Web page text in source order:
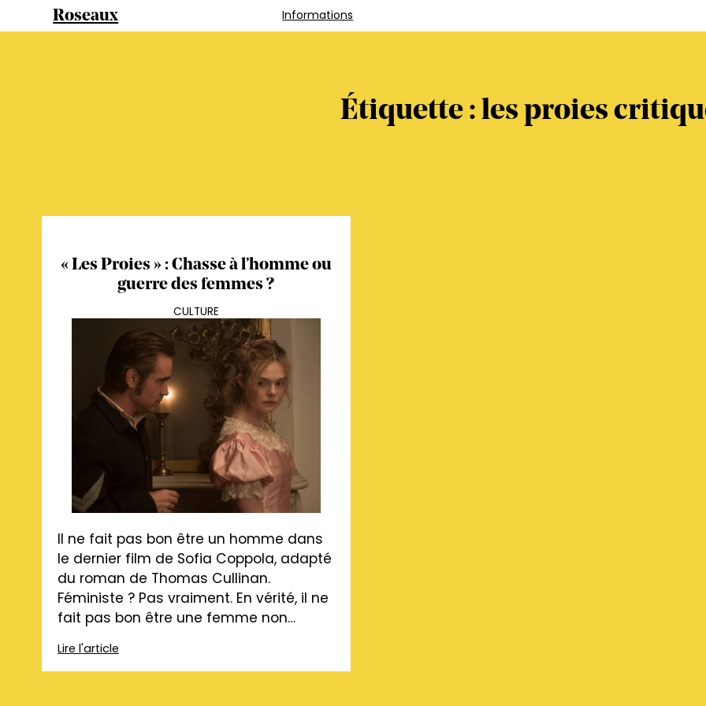
Roseaux Informations
Étiquette : les proies
« Les Proies » : Chasse à l’homme ou
guerre des femmes ?
CULTURE
Il ne fait pas bon être un homme dans
le dernier film de Sofia Coppola, adapté
du roman de Thomas Cullinan.
Féministe ? Pas vraiment. En vérité, il ne
fait pas bon être une femme non…
Lire l'article